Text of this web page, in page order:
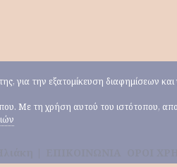
|
για την εξατομίκευση διαφημίσεων
Με τη χρήση αυτού του ιστότοπου,